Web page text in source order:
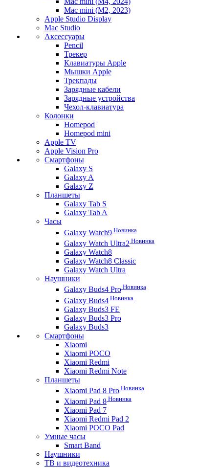
Mac mini (M2, 2023)
Apple Studio Display
Mac Studio
Аксессуары
Pencil
Трекер
Клавиатуры Apple
Мышки Apple
Трекпады
Зарядные кабели
Зарядные устройства
Чехол-клавиатура
Колонки
Homepod
Homepod mini
Apple TV
Apple Vision Pro
Смартфоны
Galaxy S
Galaxy A
Galaxy Z
Планшеты
Galaxy Tab S
Galaxy Tab A
Часы
Galaxy Watch9 Новинка
Galaxy Watch Ultra2 Новинка
Galaxy Watch8
Galaxy Watch8 Classic
Galaxy Watch Ultra
Наушники
Galaxy Buds4 Pro Новинка
Galaxy Buds4 Новинка
Galaxy Buds3 FE
Galaxy Buds3 Pro
Galaxy Buds3
Смартфоны
Xiaomi
Xiaomi POCO
Xiaomi Redmi
Xiaomi Redmi Note
Планшеты
Xiaomi Pad 8 Pro Новинка
Xiaomi Pad 8 Новинка
Xiaomi Pad 7
Xiaomi Redmi Pad 2
Xiaomi POCO Pad
Умные часы
Smart Band
Наушники
ТВ и видеотехника